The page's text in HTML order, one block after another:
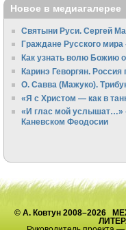
Новое в медиагалерее
Святыни Руси. Сергей
Граждане Русского
Как узнать волю Божию
Каринэ Геворгян. Россия
О. Савва (Мажуко).
«Я с Христом — как в
«И глас мой услышат…»
Каневском Феодосии
© А. Ковтун 2008–2026